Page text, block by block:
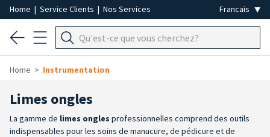
Home | Service Clients | Nos Services
Home Instrumentation
Limes ongles
La gamme de limes ongles professionnelles comprend des outils
indispensables pour les soins de manucure, de pédicure et de